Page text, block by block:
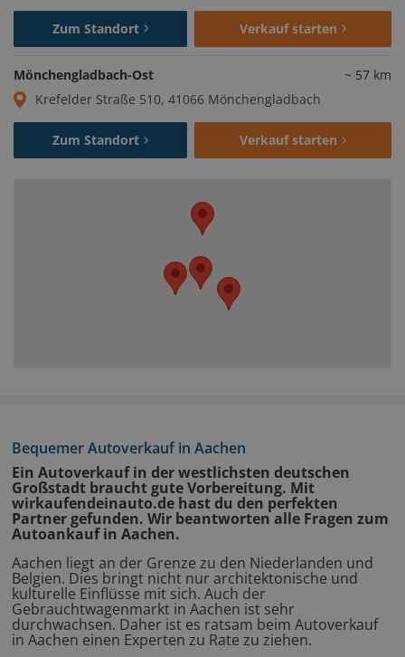
Zum Standort Verkauf starten
Mönchengladbach-Ost ~ 57 km
Krefelder Straße 510, 41066 Mönchengladbach
Zum Standort Verkauf starten
Bequemer Autoverkauf in Aachen
Ein Autoverkauf in der westlichsten deutschen
Großstadt braucht gute Vorbereitung. Mit
wirkaufendeinauto.de hast du den perfekten
Partner gefunden. Wir beantworten alle Fragen zum
Autoankauf in Aachen.
Aachen liegt an der Grenze zu den Niederlanden und
Belgien. Dies bringt nicht nur architektonische und
kulturelle Einflüsse mit sich. Auch der
Gebrauchtwagenmarkt in Aachen ist sehr
durchwachsen. Daher ist es ratsam beim Autoverkauf
in Aachen einen Experten zu Rate zu ziehen.